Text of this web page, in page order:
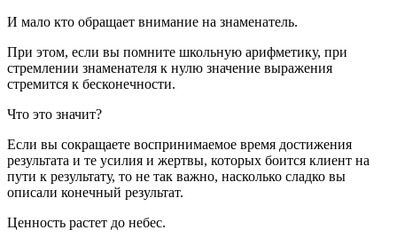
И мало кто обращает внимание на знаменатель.
При этом, если вы помните школьную арифметику, при
стремлении знаменателя к нулю значение выражения
стремится к бесконечности.
Что это значит?
Если вы сокращаете воспринимаемое время достижения
результата и те усилия и жертвы, которых боится клиент на
пути к результату, то не так важно, насколько сладко вы
описали конечный результат.
Ценность растет до небес.